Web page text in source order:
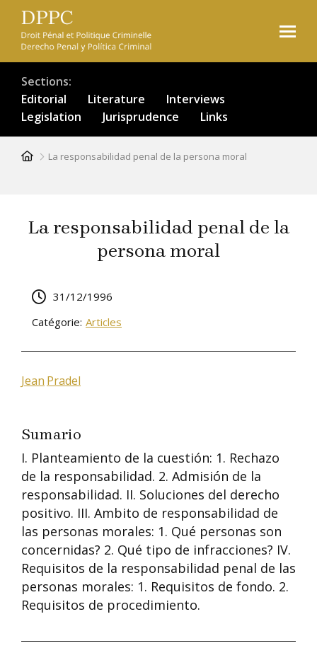
Skip
main
content
Sections
Editorial
Literature
Interviews
Legislation
Jurisprudence Links
Breadcrumb
La responsabilidad penal de la persona moral
La responsabilidad penal de la
persona moral
31/12/1996
Catégorie: Articles
Jean Pradel
Sumario
I. Planteamiento de la cuestión: 1. Rechazo
de la responsabilidad. 2. Admisión de la
responsabilidad. II. Soluciones del derecho
positivo. III. Ambito de responsabilidad de
las personas morales: 1. Qué personas son
concernidas? 2. Qué tipo de infracciones? IV.
Requisitos de la responsabilidad penal de las
personas morales: 1. Requisitos de fondo. 2.
Requisitos de procedimiento.